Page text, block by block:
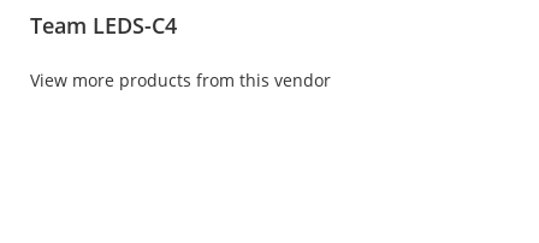
Team LEDS-C4
View more products from this vendor